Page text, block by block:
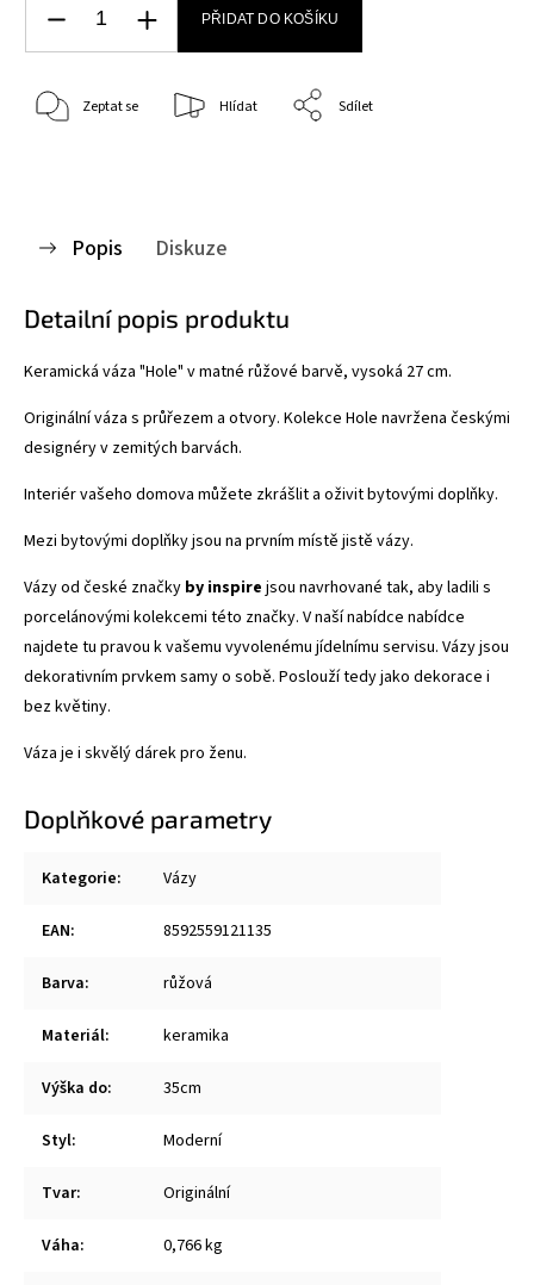
PŘIDAT DO KOŠÍKU
Zeptat se Hlídat Sdílet
Popis Diskuze
Detailní popis produktu
Keramická váza "Hole" v matné růžové barvě, vysoká 27 cm.
Originální váza s průřezem a otvory. Kolekce Hole navržena českými
designéry v zemitých barvách.
Interiér vašeho domova můžete zkrášlit a oživit bytovými doplňky.
Mezi bytovými doplňky jsou na prvním místě jistě vázy.
Vázy od české značky by inspire jsou navrhované tak, aby ladili s
porcelánovými kolekcemi této značky. V naší nabídce nabídce
najdete tu pravou k vašemu vyvolenému jídelnímu servisu. Vázy jsou
dekorativním prvkem samy o sobě. Poslouží tedy jako dekorace i
bez květiny.
Váza je i skvělý dárek pro ženu.
Doplňkové parametry
Kategorie: Vázy
EAN: 8592559121135
Barva: růžová
Materiál: keramika
Výška do: 35cm
Styl: Moderní
Tvar: Originální
Váha: 0,766 kg